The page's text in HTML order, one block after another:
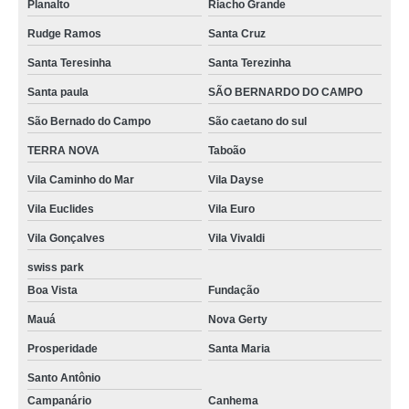
Planalto Riacho Grande
Rudge Ramos Santa Cruz
Santa Teresinha Santa Terezinha
Santa paula SÃO BERNARDO DO CAMPO
São Bernado do Campo São caetano do sul
TERRA NOVA Taboão
Vila Caminho do Mar Vila Dayse
Vila Euclides Vila Euro
Vila Gonçalves Vila Vivaldi
swiss park
Boa Vista
Fundação
Mauá Nova Gerty
Prosperidade Santa Maria
Santo Antônio
Campanário
Canhema